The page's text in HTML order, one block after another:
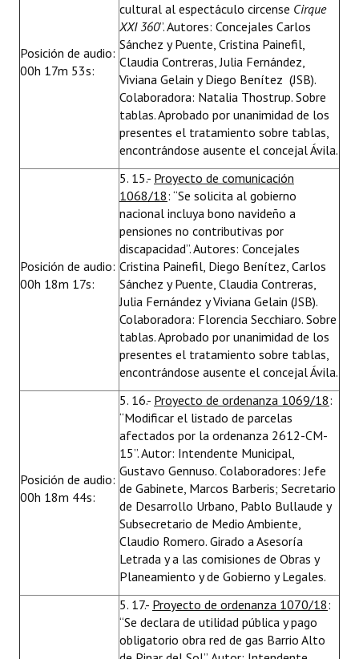
Posición de audio:
00h 17m 53s:
cultural al espectáculo circense Cirque
XXI 360”. Autores: Concejales Carlos
Sánchez y Puente, Cristina Painefil,
Claudia Contreras, Julia Fernández,
Viviana Gelain y Diego Benítez (JSB).
Colaboradora: Natalia Thostrup. Sobre
tablas. Aprobado por unanimidad de los
presentes el tratamiento sobre tablas,
encontrándose ausente el concejal Ávila.
Posición de audio:
00h 18m 17s:
5. 15.- Proyecto de comunicación
1068/18: “Se solicita al gobierno
nacional incluya bono navideño a
pensiones no contributivas por
discapacidad”. Autores: Concejales
Cristina Painefil, Diego Benítez, Carlos
Sánchez y Puente, Claudia Contreras,
Julia Fernández y Viviana Gelain (JSB).
Colaboradora: Florencia Secchiaro. Sobre
tablas. Aprobado por unanimidad de los
presentes el tratamiento sobre tablas,
encontrándose ausente el concejal Ávila.
Posición de audio:
00h 18m 44s:
5. 16.- Proyecto de ordenanza 1069/18:
“Modificar el listado de parcelas
afectados por la ordenanza 2612-CM-
15”. Autor: Intendente Municipal,
Gustavo Gennuso. Colaboradores: Jefe
de Gabinete, Marcos Barberis; Secretario
de Desarrollo Urbano, Pablo Bullaude y
Subsecretario de Medio Ambiente,
Claudio Romero. Girado a Asesoría
Letrada y a las comisiones de Obras y
Planeamiento y de Gobierno y Legales.
5. 17.- Proyecto de ordenanza 1070/18:
“Se declara de utilidad pública y pago
obligatorio obra red de gas Barrio Alto